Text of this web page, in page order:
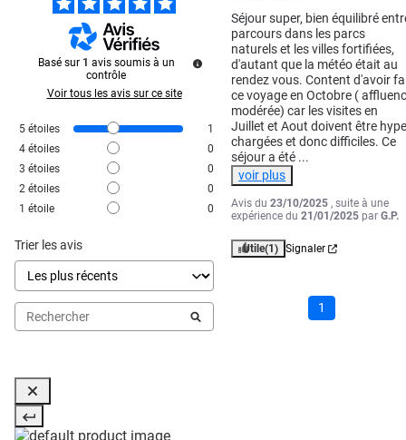
Basé sur 1 avis soumis à un
contrôle
Voir tous les avis sur ce site
5 étoiles
1
4 étoiles
0
3 étoiles
0
2 étoiles
0
1 étoile 0
Trier les avis
Séjour super, bien équilibré
parcours dans les parcs
naturels et les villes fortifiées,
d'autant que la météo était au
rendez vous. Content d'avoir
ce voyage en Octobre (
modérée) car les visites en
Juillet et Aout doivent être
chargées et donc difficiles. Ce
séjour a été ...
voir plus
Avis du23/10/2025 , suite à une
expérience du21/01/2025 parG.P.
Utile(1) Signaler
1